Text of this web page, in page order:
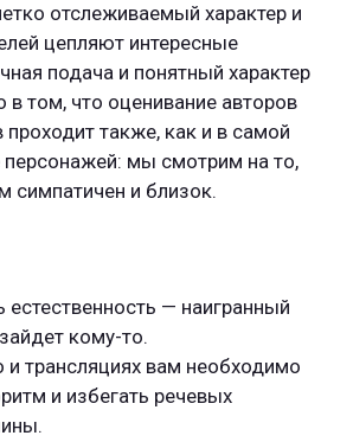
отслеживаемый характер и
цепляют интересные
подача и понятный характер
том, что оценивание авторов
проходит также, как и в самой
персонажей: мы смотрим на то,
симпатичен и близок.
естественность — наигранный
кому-то.
трансляциях вам необходимо
и избегать речевых